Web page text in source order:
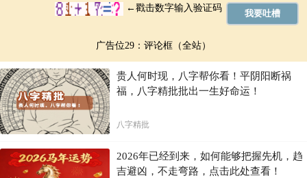
广告位29：评论框（全站）
贵人何时现，八字帮你看！平阴阳断祸
福，八字精批批出一生好命运！
八字精批
2026年已经到来，如何能够把握先机，趋
吉避凶，不走弯路，点击此处查看！